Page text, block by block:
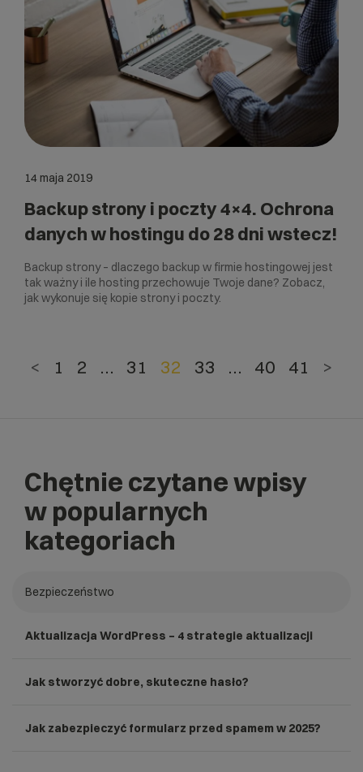
14 maja 2019
Backup strony i poczty 4×4. Ochrona
danych w hostingu do 28 dni wstecz!
Backup strony – dlaczego backup w firmie hostingowej jest
tak ważny i ile hosting przechowuje Twoje dane? Zobacz,
jak wykonuje się kopie strony i poczty.
< 1 2 … 31 32 33 … 40 41 >
Chętnie czytane wpisy
w popularnych
kategoriach
Bezpieczeństwo
Aktualizacja WordPress – 4 strategie aktualizacji
Jak stworzyć dobre, skuteczne hasło?
Jak zabezpieczyć formularz przed spamem w 2025?